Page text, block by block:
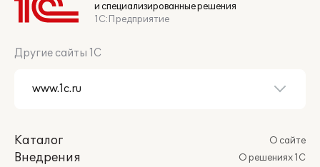
и специализированные решения
1С:Предприятие
Другие сайты 1С
Каталог
Внедрения
О сайте
О решениях 1С